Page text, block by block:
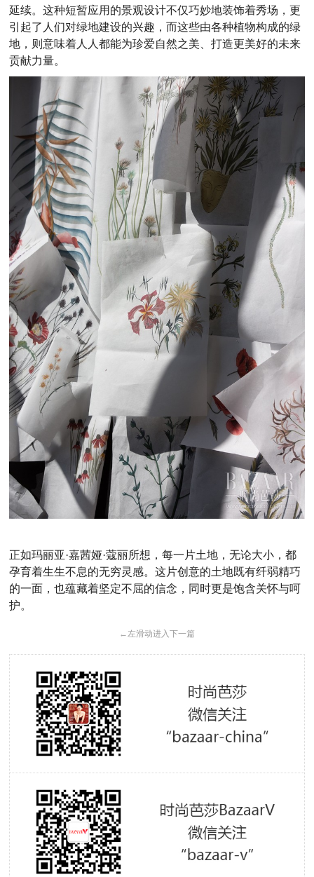
延续。这种短暂应用的景观设计不仅巧妙地装饰着秀场，更
引起了人们对绿地建设的兴趣，而这些由各种植物构成的绿
地，则意味着人人都能为珍爱自然之美、打造更美好的未来
贡献力量。
正如玛丽亚·嘉茜娅·蔻丽所想，每一片土地，无论大小，都
孕育着生生不息的无穷灵感。这片创意的土地既有纤弱精巧
的一面，也蕴藏着坚定不屈的信念，同时更是饱含关怀与呵
护。
←左滑动进入下一篇